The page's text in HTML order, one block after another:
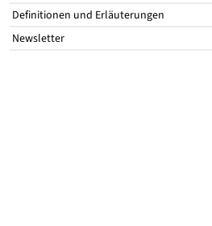
Definitionen und Erläuterungen
Newsletter